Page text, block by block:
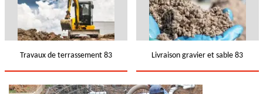
Travaux de terrassement 83 Livraison gravier et sable 83